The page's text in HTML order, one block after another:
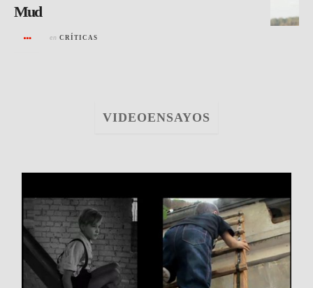
Mud
en CRÍTICAS
VIDEOENSAYOS